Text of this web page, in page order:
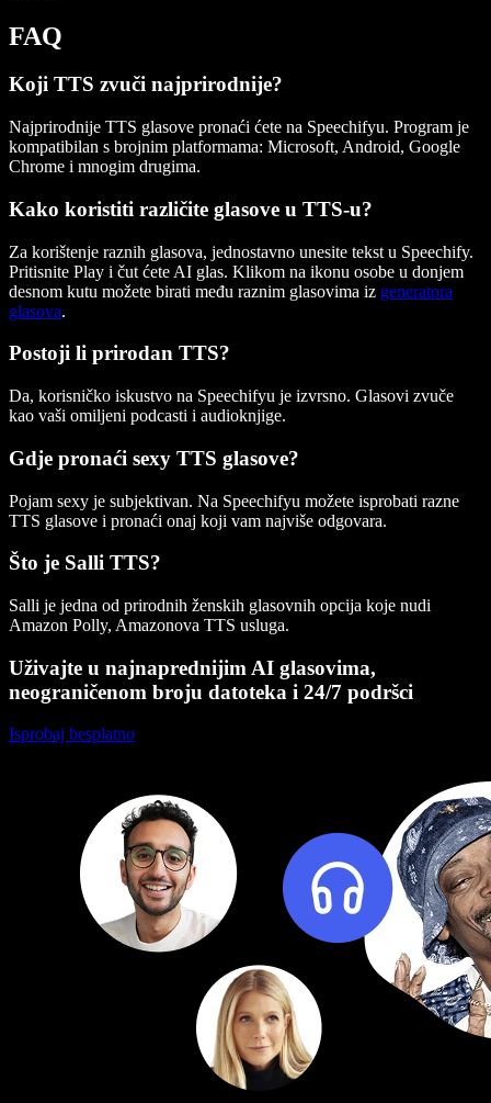
FAQ
Koji TTS zvuči najprirodnije?
Najprirodnije TTS glasove pronaći ćete na Speechifyu. Program je
kompatibilan s brojnim platformama: Microsoft, Android, Google
Chrome i mnogim drugima.
Kako koristiti različite glasove u TTS-u?
Za korištenje raznih glasova, jednostavno unesite tekst u Speechify.
Pritisnite Play i čut ćete AI glas. Klikom na ikonu osobe u donjem
desnom kutu možete birati među raznim glasovima iz generatora
glasova.
Postoji li prirodan TTS?
Da, korisničko iskustvo na Speechifyu je izvrsno. Glasovi zvuče
kao vaši omiljeni podcasti i audioknjige.
Gdje pronaći sexy TTS glasove?
Pojam sexy je subjektivan. Na Speechifyu možete isprobati razne
TTS glasove i pronaći onaj koji vam najviše odgovara.
Što je Salli TTS?
Salli je jedna od prirodnih ženskih glasovnih opcija koje nudi
Amazon Polly, Amazonova TTS usluga.
Uživajte u najnaprednijim AI glasovima,
neograničenom broju datoteka i 24/7 podršci
Isprobaj besplatno